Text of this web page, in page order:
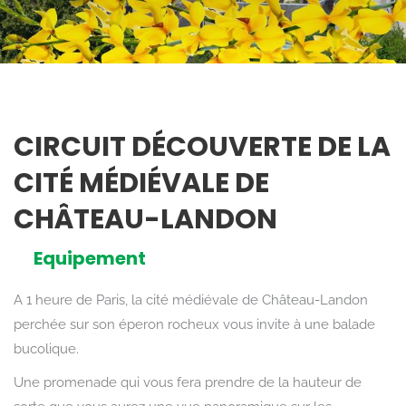
CIRCUIT DÉCOUVERTE DE LA
CITÉ MÉDIÉVALE DE
CHÂTEAU-LANDON
Equipement
A 1 heure de Paris, la cité médiévale de Château-Landon
perchée sur son éperon rocheux vous invite à une balade
bucolique.
Une promenade qui vous fera prendre de la hauteur de